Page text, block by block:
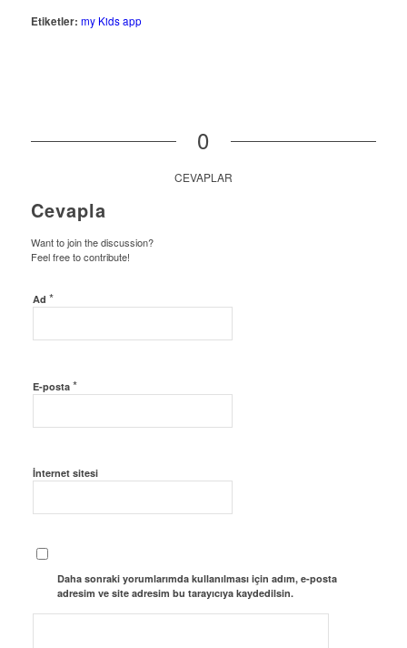
Etiketler: my Kids app
0
CEVAPLAR
Cevapla
Want to join the discussion?
Feel free to contribute!
Ad *
E-posta *
İnternet sitesi
Daha sonraki yorumlarımda kullanılması için adım, e-posta
adresim ve site adresim bu tarayıcıya kaydedilsin.